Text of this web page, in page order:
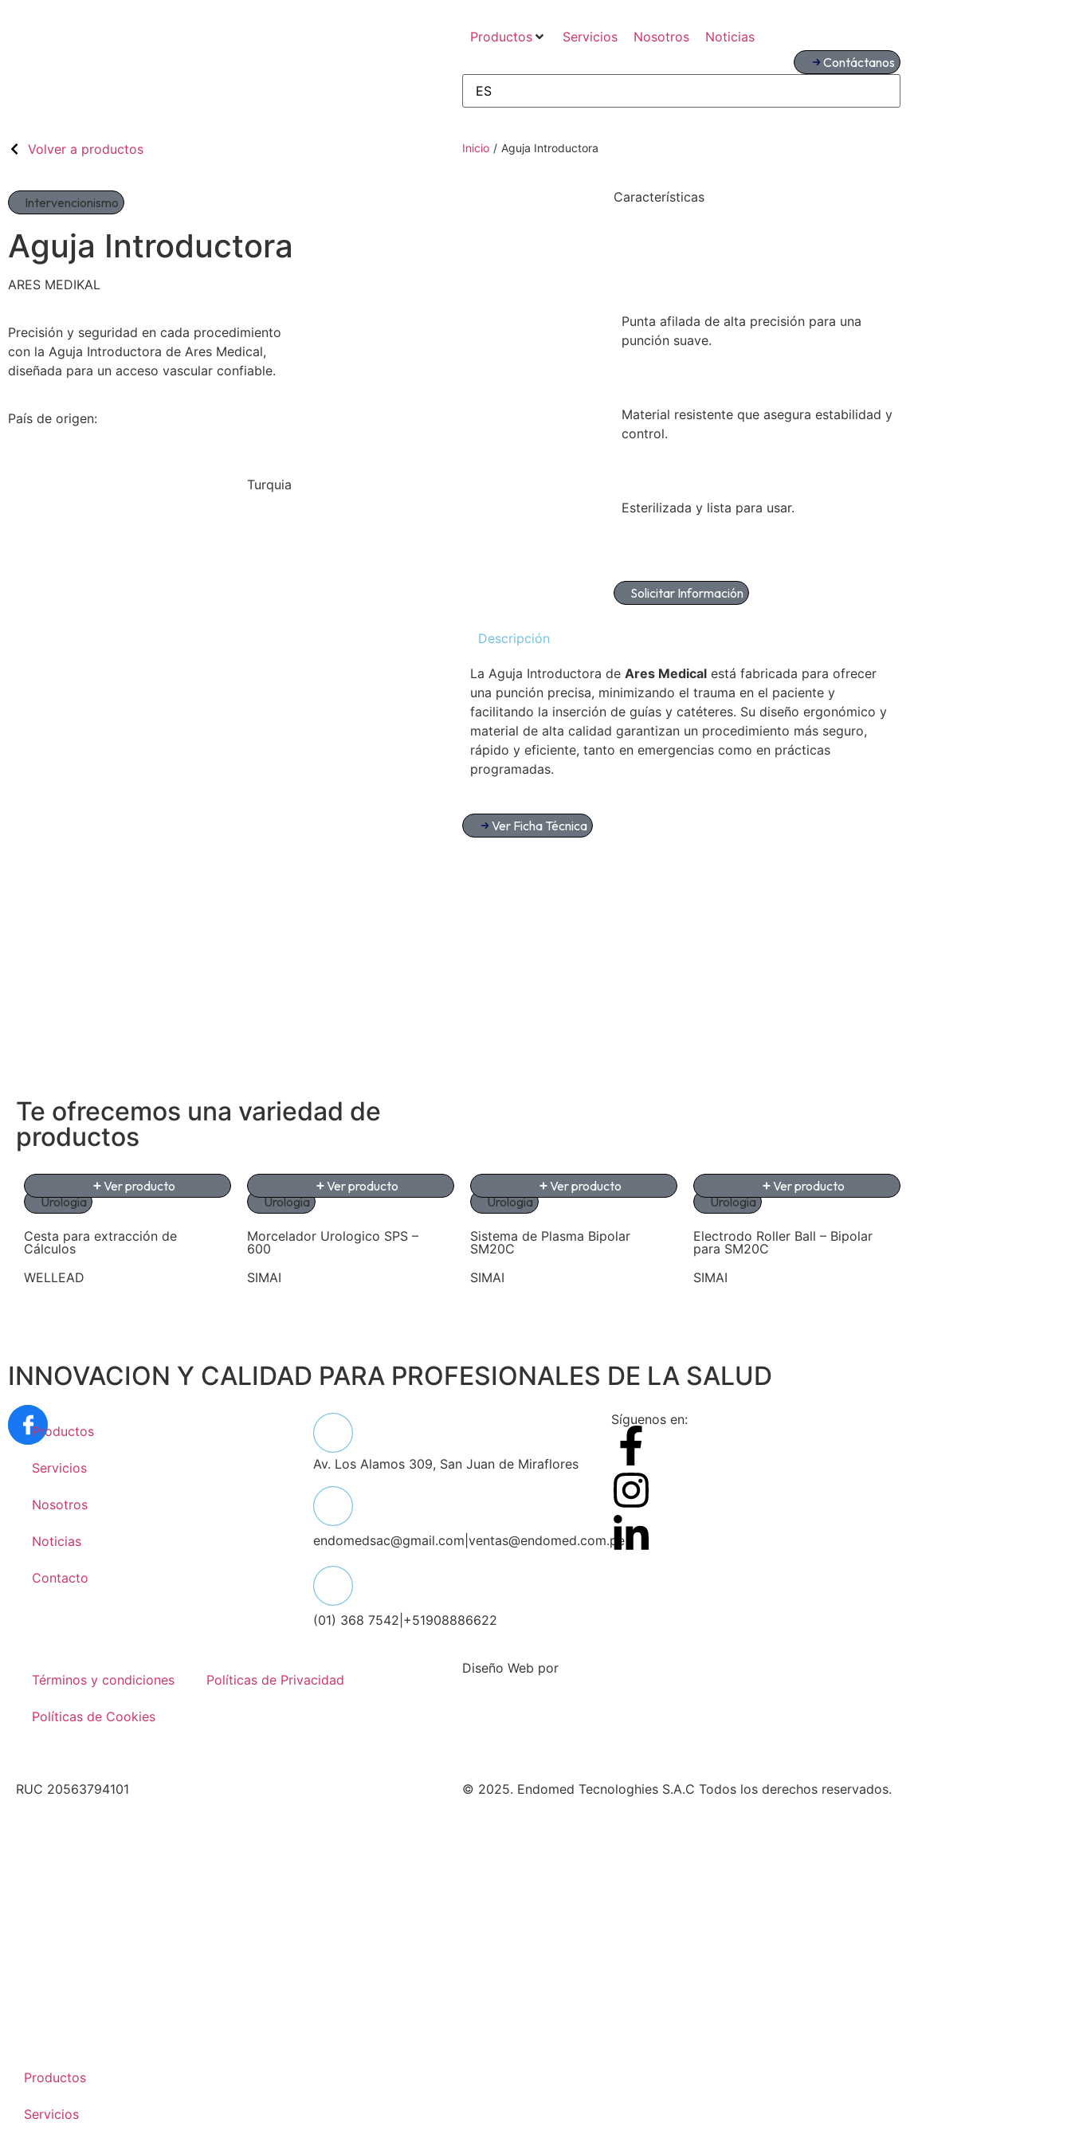
Productos Servicios Nosotros
Noticias
Contáctanos
Volver a productos Inicio / Aguja Introductora
Intervencionismo
Aguja Introductora
ARES MEDIKAL
Precisión y seguridad en cada procedimiento
con la Aguja Introductora de Ares Medical,
diseñada para un acceso vascular confiable.
País de origen:
Turquia
Características
Punta afilada de alta precisión para una
punción suave.
Material resistente que asegura estabilidad y
control.
Esterilizada y lista para usar.
Solicitar Información
Descripción
La Aguja Introductora de Ares Medical está fabricada para ofrecer
una punción precisa, minimizando el trauma en el paciente y
facilitando la inserción de guías y catéteres. Su diseño ergonómico y
material de alta calidad garantizan un procedimiento más seguro,
rápido y eficiente, tanto en emergencias como en prácticas
programadas.
Ver Ficha Técnica
Te ofrecemos una variedad de
productos
Urología
Cesta para extracción de
Cálculos
WELLEAD
Ver producto
Urología
Morcelador Urologico SPS –
600
SIMAI
Ver producto
Urología
Sistema de Plasma Bipolar
SM20C
SIMAI
Ver producto
Urología
Electrodo Roller Ball – Bipolar
para SM20C
SIMAI
Ver producto
INNOVACION Y CALIDAD PARA PROFESIONALES DE LA SALUD
Productos
Servicios
Nosotros
Noticias
Contacto
Av. Los Alamos 309, San Juan de Miraflores
endomedsac@gmail.com |ventas@endomed.com.pe
(01) 368 7542 +51908886622
Síguenos en:
Términos y condiciones Políticas de Privacidad
Políticas de Cookies
Diseño Web por
RUC 20563794101 © 2025. Endomed Tecnologhies S.A.C Todos los derechos reservados.
Productos
Servicios